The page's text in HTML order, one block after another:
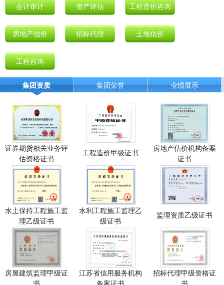
会计审计 资产评估 工程造价咨询
房地产估价 招标代理 土地估价
工程咨询
集团资质 集团荣誉 业绩展示
证券期货相关业务评
估资格证书
工程造价甲级证书
房地产估价机构备案
证书
水土保持工程施工监
理乙级证书
水利工程施工监理乙
级证书
监理资质乙级证书
房屋建筑监理甲级证
书
江苏省信用服务机构
备案证书
招标代理甲级资格证
书